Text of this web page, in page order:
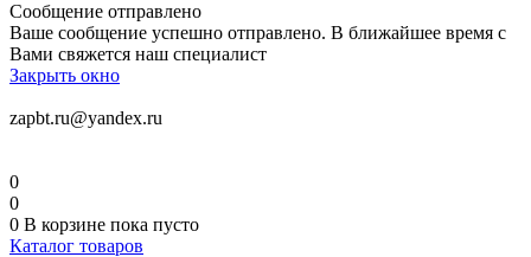
Сообщение отправлено
Ваше сообщение успешно отправлено. В ближайшее время с
Вами свяжется наш специалист
Закрыть окно
zapbt.ru@yandex.ru
0
0
0 В корзине пока пусто
Каталог товаров